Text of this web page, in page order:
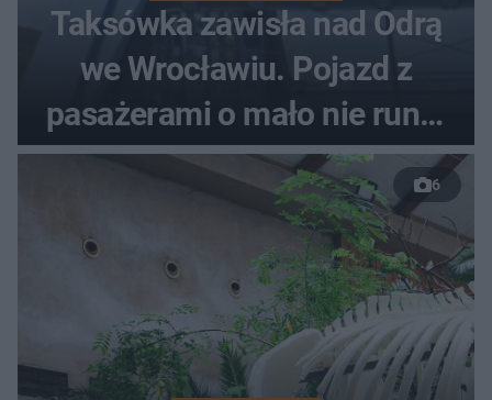
Taksówka zawisła nad Odrą
we Wrocławiu. Pojazd z
pasażerami o mało nie runął
do rzeki
6